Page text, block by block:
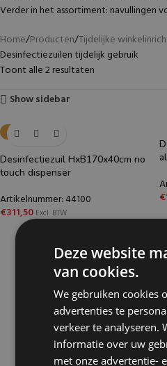
Verder in het assortiment: navullingen
Home Producten Tijdelijke
Desinfectiezuilen tijdelijk gebruik
Toont alle 2 resultaten
Show sidebar
OOK TE HUUR
Desinfectiezuil HxB170x40cm no
touch dispenser
Artikelnummer: 44100
€311,50 Excl. BTW
€
Deze website
van cookies.
We gebruiken cookies
advertenties te
verkeer te analyseren.
informatie over uw
met onze advertentie-